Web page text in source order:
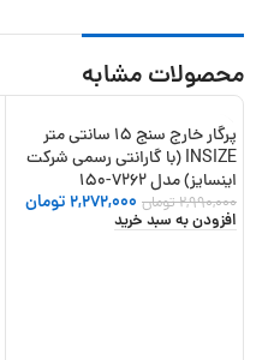
محصولات مشابه
-24%
پرگار خارج سنج 15 سانتی متر
INSIZE (با گارانتی رسمی شرکت
اینسایز) مدل 7262-150
2,990,000تومان 2,272,000تومان
افزودن به سبد خرید